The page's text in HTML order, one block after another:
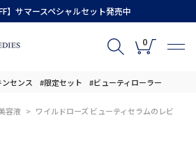
】サマースペシャルセット発売中
0
センス #限定セット #ビューティローラー
容液
ワイルドローズ ビューティセラムのレビ